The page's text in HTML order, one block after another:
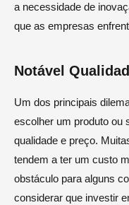
a necessidade de
que as empresas
Notável
Um dos principais
escolher um produto ou
qualidade e preço.
tendem a ter um custo
obstáculo para alguns
considerar que investir